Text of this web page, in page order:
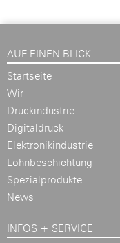
AUF EINEN BLICK
Startseite
Wir
Druckindustrie
Digitaldruck
Elektronikindustrie
Lohnbeschichtung
Spezialprodukte
News
INFOS + SERVICE